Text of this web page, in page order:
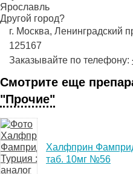
Ярославль
Другой город?
г. Москва, Ленинградский
125167
Заказывайте по телефону:
Смотрите еще
"Прочие"
Халфприн
таб. 10мг №56